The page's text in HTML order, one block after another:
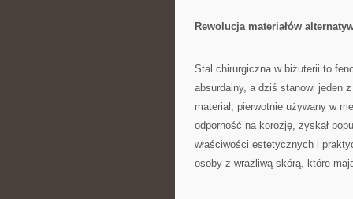
Rewolucja materiałów
Stal chirurgiczna w biżuterii to
absurdalny, a dziś stanowi jeden
materiał, pierwotnie używany w
odporność na korozję, zyskał
właściwości estetycznych i
osoby z wrażliwą skórą, które